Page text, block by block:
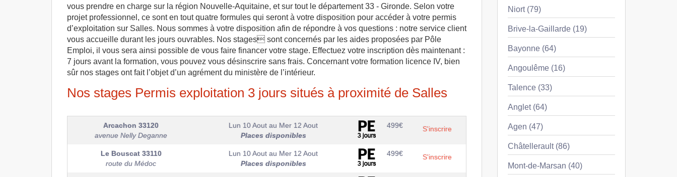
vous prendre en charge sur la région Nouvelle-Aquitaine, et sur tout le département 33 - Gironde. Selon votre
projet professionnel, ce sont en tout quatre formules qui seront à votre disposition pour accéder à votre permis
d’exploitation sur Salles. Nous sommes à votre disposition afin de répondre à vos questions : notre service client
vous accueille durant les jours ouvrables. Nos stages sont concernés par les aides proposées par Pôle
Emploi, il vous sera ainsi possible de vous faire financer votre stage. Effectuez votre inscription dès maintenant :
7 jours avant la formation, vous pouvez vous désinscrire sans frais. Concernant votre formation licence IV, bien
sûr nos stages ont fait l’objet d’un agrément du ministère de l’intérieur.
Nos stages Permis exploitation 3 jours situés à proximité de Salles
Arcachon 33120
avenue Nelly Deganne
Lun 10 Aout au Mer 12 Aout
Places disponibles
499€ S'inscrire
Le Bouscat 33110
route du Médoc
Lun 10 Aout au Mer 12 Aout
Places disponibles
499€ S'inscrire
Niort (79)
Brive-la-Gaillarde (19)
Bayonne (64)
Angoulême (16)
Talence (33)
Anglet (64)
Agen (47)
Châtellerault (86)
Mont-de-Marsan (40)